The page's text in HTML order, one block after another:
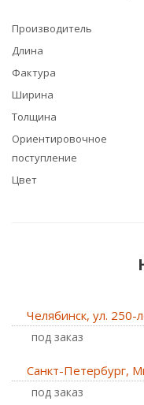
Производитель
Длина
Фактура
Ширина
Толщина
Ориентировочное
поступление
Цвет
Челябинск, ул. 250-
Под заказ
Санкт-Петербург,
Под заказ